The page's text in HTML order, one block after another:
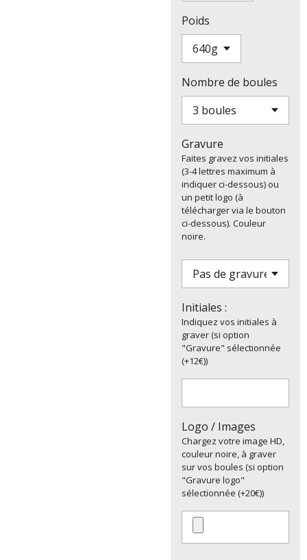
Poids
Nombre de boules
Gravure
Faites gravez vos initiales
(3-4 lettres maximum à
indiquer ci-dessous) ou
un petit logo (à
télécharger via le bouton
ci-dessous). Couleur
noire.
Initiales :
Indiquez vos initiales à
graver (si option
"Gravure" sélectionnée
(+12€))
Logo / Images
Chargez votre image HD,
couleur noire, à graver
sur vos boules (si option
"Gravure logo"
sélectionnée (+20€))